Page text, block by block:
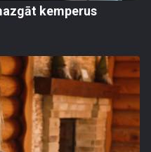
kemperus